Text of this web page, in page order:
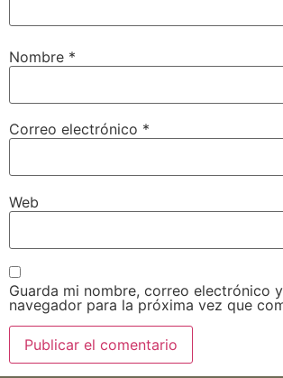
Nombre *
Correo electrónico *
Web
Guarda mi nombre, correo electrónico
navegador para la próxima vez que